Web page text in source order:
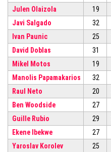
Julen Olaizola
19
Javi Salgado
32
Ivan Paunic
25
David Doblas
31
Mikel Motos
19
Manolis Papamakarios
32
Raul Neto
20
Ben Woodside
27
Guille Rubio
29
Ekene Ibekwe
27
Yaroslav Korolev
25